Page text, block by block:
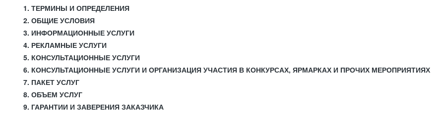
1. ТЕРМИНЫ И ОПРЕДЕЛЕНИЯ
2. ОБЩИЕ УСЛОВИЯ
3. ИНФОРМАЦИОННЫЕ УСЛУГИ
4. РЕКЛАМНЫЕ УСЛУГИ
5. КОНСУЛЬТАЦИОННЫЕ УСЛУГИ
6. КОНСУЛЬТАЦИОННЫЕ УСЛУГИ И ОРГАНИЗАЦИЯ УЧАСТИЯ В КОНКУРСАХ, ЯРМАРКАХ И ПРОЧИХ МЕРОПРИЯТИЯХ
7. ПАКЕТ УСЛУГ
8. ОБЪЕМ УСЛУГ
9. ГАРАНТИИ И ЗАВЕРЕНИЯ ЗАКАЗЧИКА